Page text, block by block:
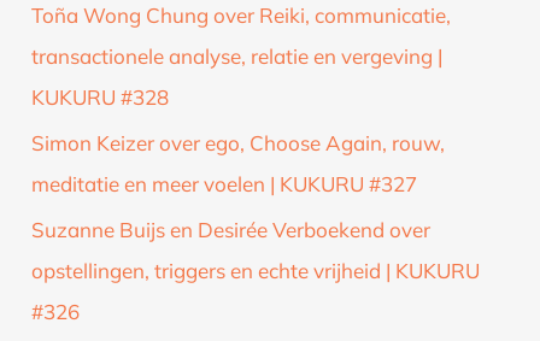
Toña Wong Chung over Reiki, communicatie,
transactionele analyse, relatie en vergeving |
KUKURU #328
Simon Keizer over ego, Choose Again, rouw,
meditatie en meer voelen | KUKURU #327
Suzanne Buijs en Desirée Verboekend over
opstellingen, triggers en echte vrijheid | KUKURU
#326